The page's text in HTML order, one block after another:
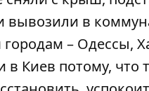
в
– Одессы,
в Киев потому,